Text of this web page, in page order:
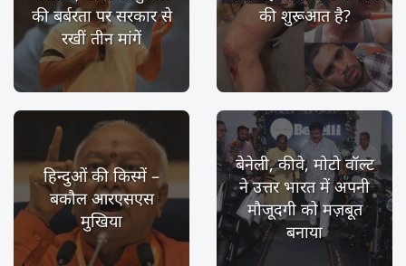
की बर्बरता पर सरकार से
रखीं तीन मांगें
की शुरूआत है?
हिन्दुओं की किस्में –
बकौल आरएसएस
मुखिया
बेनेली, कीवे, मोटो वॉल्ट
ने उत्तर भारत में अपनी
मौजूदगी को मज़बूत
बनाया